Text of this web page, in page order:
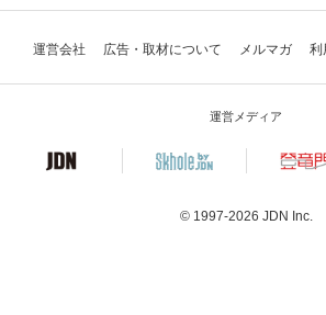
運営会社 広告・取材について メルマガ 利
運営メディア
© 1997-2026 JDN Inc.